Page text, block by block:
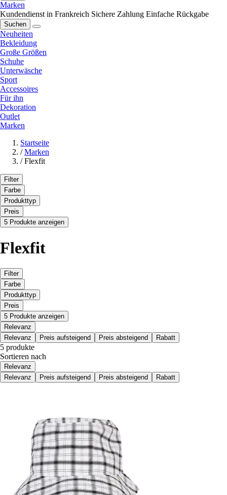
Marken
Kundendienst in Frankreich Sichere Zahlung Einfache Rückgabe
Suchen
Neuheiten
Bekleidung
Große Größen
Schuhe
Unterwäsche
Sport
Accessoires
Für ihn
Dekoration
Outlet
Marken
Startseite
/ Marken
/ Flexfit
Filter
Farbe
Produkttyp
Preis
5 Produkte anzeigen
Flexfit
Filter
Farbe
Produkttyp
Preis
5 Produkte anzeigen
Relevanz
Relevanz
Preis aufsteigend Preis absteigend Rabatt
5 produkte
Sortieren nach
Relevanz
Relevanz
Preis aufsteigend Preis absteigend Rabatt